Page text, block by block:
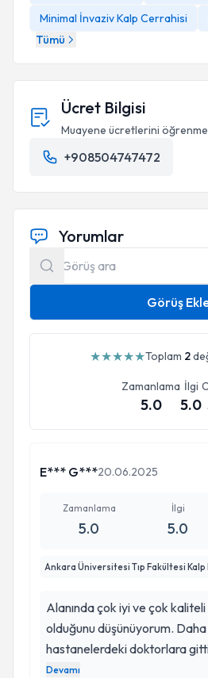
Minimal İnvaziv Kalp Cerrahisi
Tümü
Ücret Bilgisi
Muayene ücretlerini
+908504747472
Yorumlar
Görüş
★★★★★Toplam 2
Zamanlama
5.0
İlgi
5.0
E*** G***20.06.2025
Zamanlama
5.0
İlgi
5.0
Ankara Üniversitesi Tıp Fakültesi Kalp
Alanında çok iyi ve çok
olduğunu düşünüyorum.
hastanelerdeki doktorlara
tanılar koymuşlardı ve farklı
Devamı